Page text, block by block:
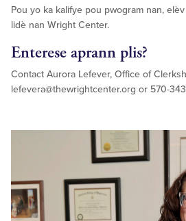
Pou yo ka kalifye pou pwogram nan,
lidè nan Wright Center.
Enterese aprann plis?
Contact Aurora Lefever, Office of
lefevera@thewrightcenter.org or 570-